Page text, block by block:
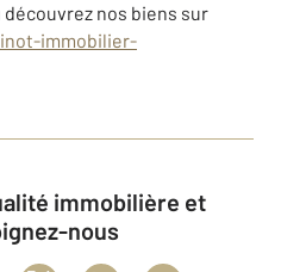
nos biens sur
immobilier-
nous